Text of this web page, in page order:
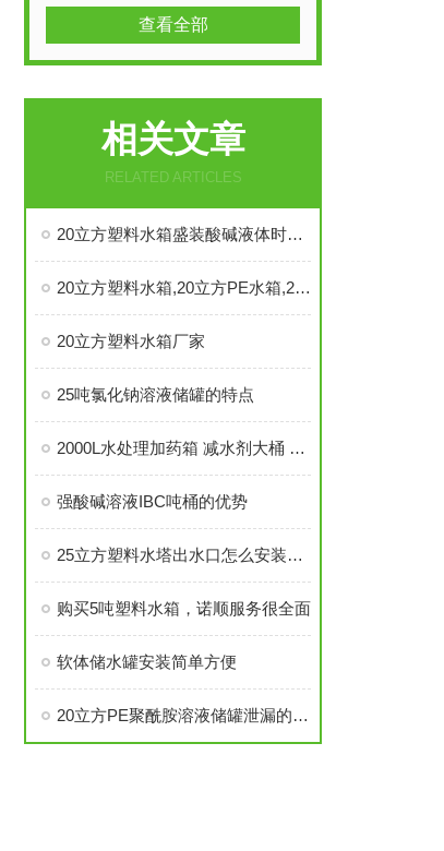
查看全部
相关文章
RELATED ARTICLES
20立方塑料水箱盛装酸碱液体时需注意事项
20立方塑料水箱,20立方PE水箱,20立方加药箱产品使用性能有哪些？
20立方塑料水箱厂家
25吨氯化钠溶液储罐的特点
2000L水处理加药箱 减水剂大桶 防腐 现货 颜色可定制
强酸碱溶液IBC吨桶的优势
25立方塑料水塔出水口怎么安装才不漏水
购买5吨塑料水箱，诺顺服务很全面
软体储水罐安装简单方便
20立方PE聚酰胺溶液储罐泄漏的补救方法